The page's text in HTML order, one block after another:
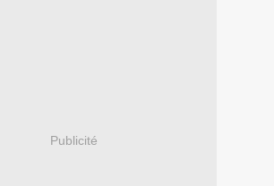
Publicité